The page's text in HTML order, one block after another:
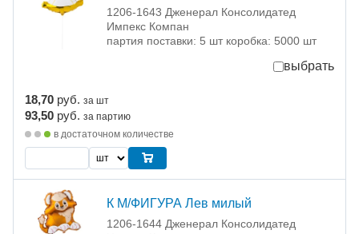
1206-1643 Дженерал Консолидатед
Импекс Компан
партия поставки: 5 шт коробка: 5000 шт
выбрать
18,70 руб. за шт
93,50 руб. за партию
в достаточном количестве
К М/ФИГУРА Лев милый
1206-1644 Дженерал Консолидатед